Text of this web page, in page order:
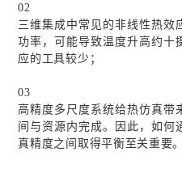
02
三维集成中常见的非线性热效
功率，可能导致温度升高约十
应的工具较少；
03
高精度多尺度系统给热仿真带
间与资源内完成。因此，如何
真精度之间取得平衡至关重要。